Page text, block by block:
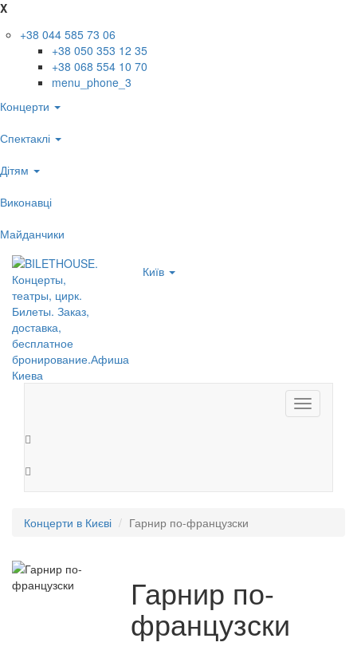
X
+38 044 585 73 06
+38 050 353 12 35
+38 068 554 10 70
menu_phone_3
Концерти
Спектаклі
Дітям
Виконавці
Майданчики
Київ
Toggle
navigation
Концерти в Києві Гарнир по-французски
Гарнир по-
французски